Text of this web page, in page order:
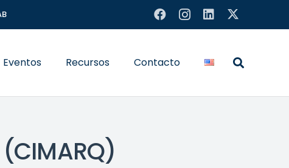
Eventos Recursos Contacto